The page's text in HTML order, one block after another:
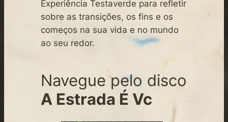
Experiência Testaverde para refletir
sobre as transições, os fins e os
começos na sua vida e no mundo
ao seu redor.
Navegue pelo disco
A Estrada É Vc